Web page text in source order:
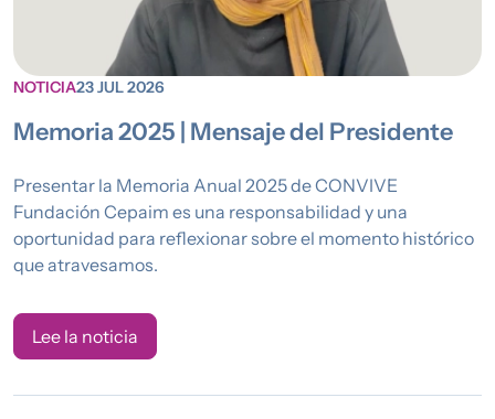
NOTICIA23 JUL 2026
Memoria 2025 | Mensaje del Presidente
Presentar la Memoria Anual 2025 de CONVIVE
Fundación Cepaim es una responsabilidad y una
oportunidad para reflexionar sobre el momento histórico
que atravesamos.
Lee la noticia